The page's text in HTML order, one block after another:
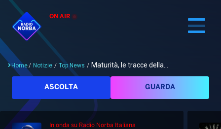
ON AIR
Cerca
Home/ Notizie / Top News / Maturità, le tracce della...
ASCOLTA GUARDA
In onda su Radio Norba Italiana